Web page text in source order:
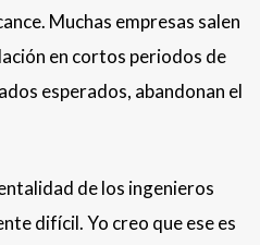
Muchas empresas salen
en cortos periodos de
esperados, abandonan el
de los ingenieros
difícil. Yo creo que ese es